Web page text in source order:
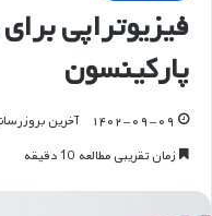
فیزیوتراپی
پارکینسون
۱۴۰۲-۰۹-۰۹ آخرین بروزرسانی: ۱۴۰۴-
زمان تقریبی مطالعه 10 دقیقه